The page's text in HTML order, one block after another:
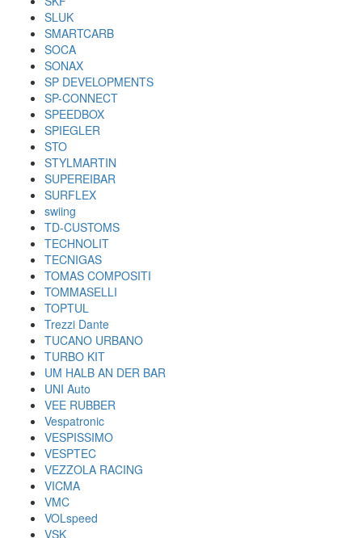
SLUK
SMARTCARB
SOCA
SONAX
SP DEVELOPMENTS
SP-CONNECT
SPEEDBOX
SPIEGLER
STO
STYLMARTIN
SUPEREIBAR
SURFLEX
swiing
TD-CUSTOMS
TECHNOLIT
TECNIGAS
TOMAS COMPOSITI
TOMMASELLI
TOPTUL
Trezzi Dante
TUCANO URBANO
TURBO KIT
UM HALB AN DER BAR
UNI Auto
VEE RUBBER
Vespatronic
VESPISSIMO
VESPTEC
VEZZOLA RACING
VICMA
VMC
VOLspeed
VSK